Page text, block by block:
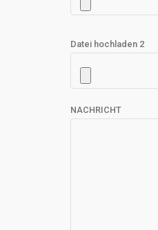
Datei hochladen 2
NACHRICHT